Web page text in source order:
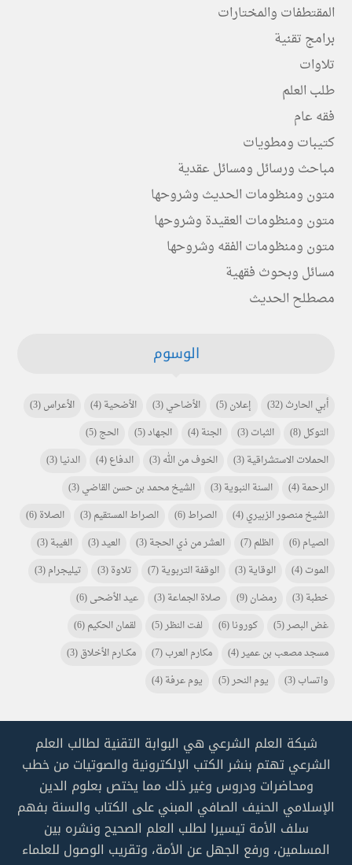
المقتطفات والمختارات
برامج تقنية
تلاوات
طلب العلم
فقه عام
كتيبات ومطويات
مباحث ورسائل ومسائل عقدية
متون ومنظومات الحديث وشروحها
متون ومنظومات العقيدة وشروحها
متون ومنظومات الفقه وشروحها
مسائل وبحوث فقهية
مصطلح الحديث
الوسوم
أبي الحارث(32) إعلان(5) الأضاحي(3) الأضحية(4) الأعراس(3)
التوكل(8) الثبات(3) الجنة(4) الجهاد(5) الحج(5)
الحملات الاستشراقية(3) الخوف من الله(3) الدفاع(4) الدنيا(3)
الرحمة(4) السنة النبوية(3) الشيخ محمد بن حسن القاضي(3)
الشيخ منصور الزبيري(4) الصراط(6) الصراط المستقيم(3) الصلاة(6)
الصيام(6) الظلم(7) العشر من ذي الحجة(3) العيد(3) الغيبة(3)
الموت(4) الوقاية(3) الوقفة التربوية(7) تلاوة(3) تيليجرام(3)
خطبة(3) رمضان(9) صلاة الجماعة(3) عيد الأضحى(6)
غض البصر(5) كورونا(6) لفت النظر(5) لقمان الحكيم(6)
مسجد مصعب بن عمير(4) مكارم العرب(7) مكـــارم الأخلاق(3)
واتساب(3) يوم النحر(5) يوم عرفة(4)
شبكة العلم الشرعي هي البوابة التقنية لطالب العلم
الشرعي تهتم بنشر الكتب الإلكترونية والصوتيات من خطب
ومحاضرات ودروس وغير ذلك مما يختص بعلوم الدين
الإسلامي الحنيف الصافي المبني على الكتاب والسنة بفهم
سلف الأمة تيسيرا لطلب العلم الصحيح ونشره بين
المسلمين، ورفع الجهل عن الأمة، وتقريب الوصول للعلماء